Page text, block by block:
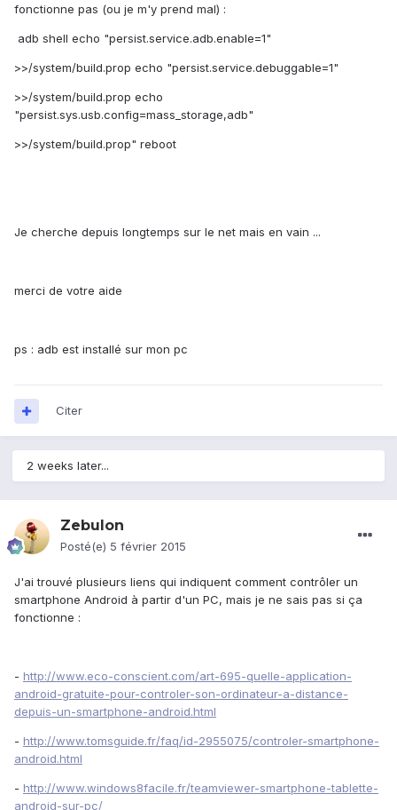
fonctionne pas (ou je m'y prend mal) :
adb shell echo "persist.service.adb.enable=1"
>>/system/build.prop echo "persist.service.debuggable=1"
>>/system/build.prop echo
"persist.sys.usb.config=mass_storage,adb"
>>/system/build.prop" reboot
Je cherche depuis longtemps sur le net mais en vain ...
merci de votre aide
ps : adb est installé sur mon pc
Citer
2 weeks later...
Zebulon
Posté(e) 5 février 2015
J'ai trouvé plusieurs liens qui indiquent comment contrôler un
smartphone Android à partir d'un PC, mais je ne sais pas si ça
fonctionne :
- http://www.eco-conscient.com/art-695-quelle-application-
android-gratuite-pour-controler-son-ordinateur-a-distance-
depuis-un-smartphone-android.html
- http://www.tomsguide.fr/faq/id-2955075/controler-smartphone-
android.html
- http://www.windows8facile.fr/teamviewer-smartphone-tablette-
android-sur-pc/